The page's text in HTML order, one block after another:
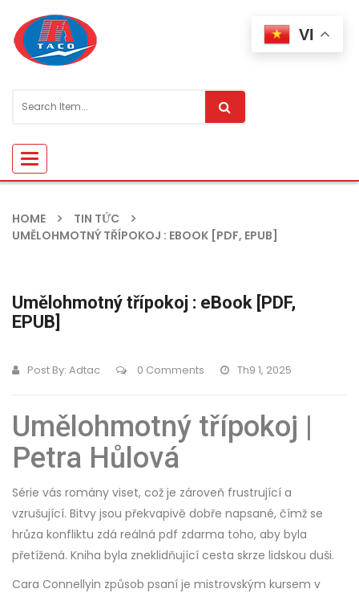
Toggle
navigation
HOME
TIN TỨC
UMĚLOHMOTNÝ TŘÍPOKOJ : EBOOK [PDF, EPUB]
Umělohmotný třípokoj : eBook [PDF,
EPUB]
Post By: Adtac 0 Comments Th9 1, 2025
Umělohmotný třípokoj |
Petra Hůlová
Série vás romány viset, což je zároveň frustrující a
vzrušující. Bitvy jsou překvapivě dobře napsané, čímž se
hrůza konfliktu zdá reálná pdf zdarma toho, aby byla
přetížená. Kniha byla zneklidňující cesta skrze lidskou duši.
Cara Connellyin způsob psaní je mistrovským kursem v
VI